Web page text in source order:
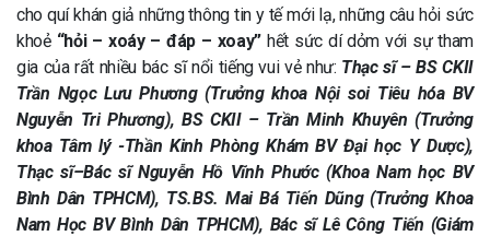
cho quí khán giả những thông tin y tế mới lạ, những câu hỏi sức
khoẻ “hỏi – xoáy – đáp – xoay” hết sức dí dỏm với sự tham
gia của rất nhiều bác sĩ nổi tiếng vui vẻ như: Thạc sĩ – BS CKII
Trần Ngọc Lưu Phương (Trưởng khoa Nội soi Tiêu hóa BV
Nguyễn Tri Phương), BS CKII – Trần Minh Khuyên (Trưởng
khoa Tâm lý -Thần Kinh Phòng Khám BV Đại học Y Dược),
Thạc sĩ–Bác sĩ Nguyễn Hồ Vĩnh Phước (Khoa Nam học BV
Bình Dân TPHCM), TS.BS. Mai Bá Tiến Dũng (Trưởng Khoa
Nam Học BV Bình Dân TPHCM), Bác sĩ Lê Công Tiến (Giám